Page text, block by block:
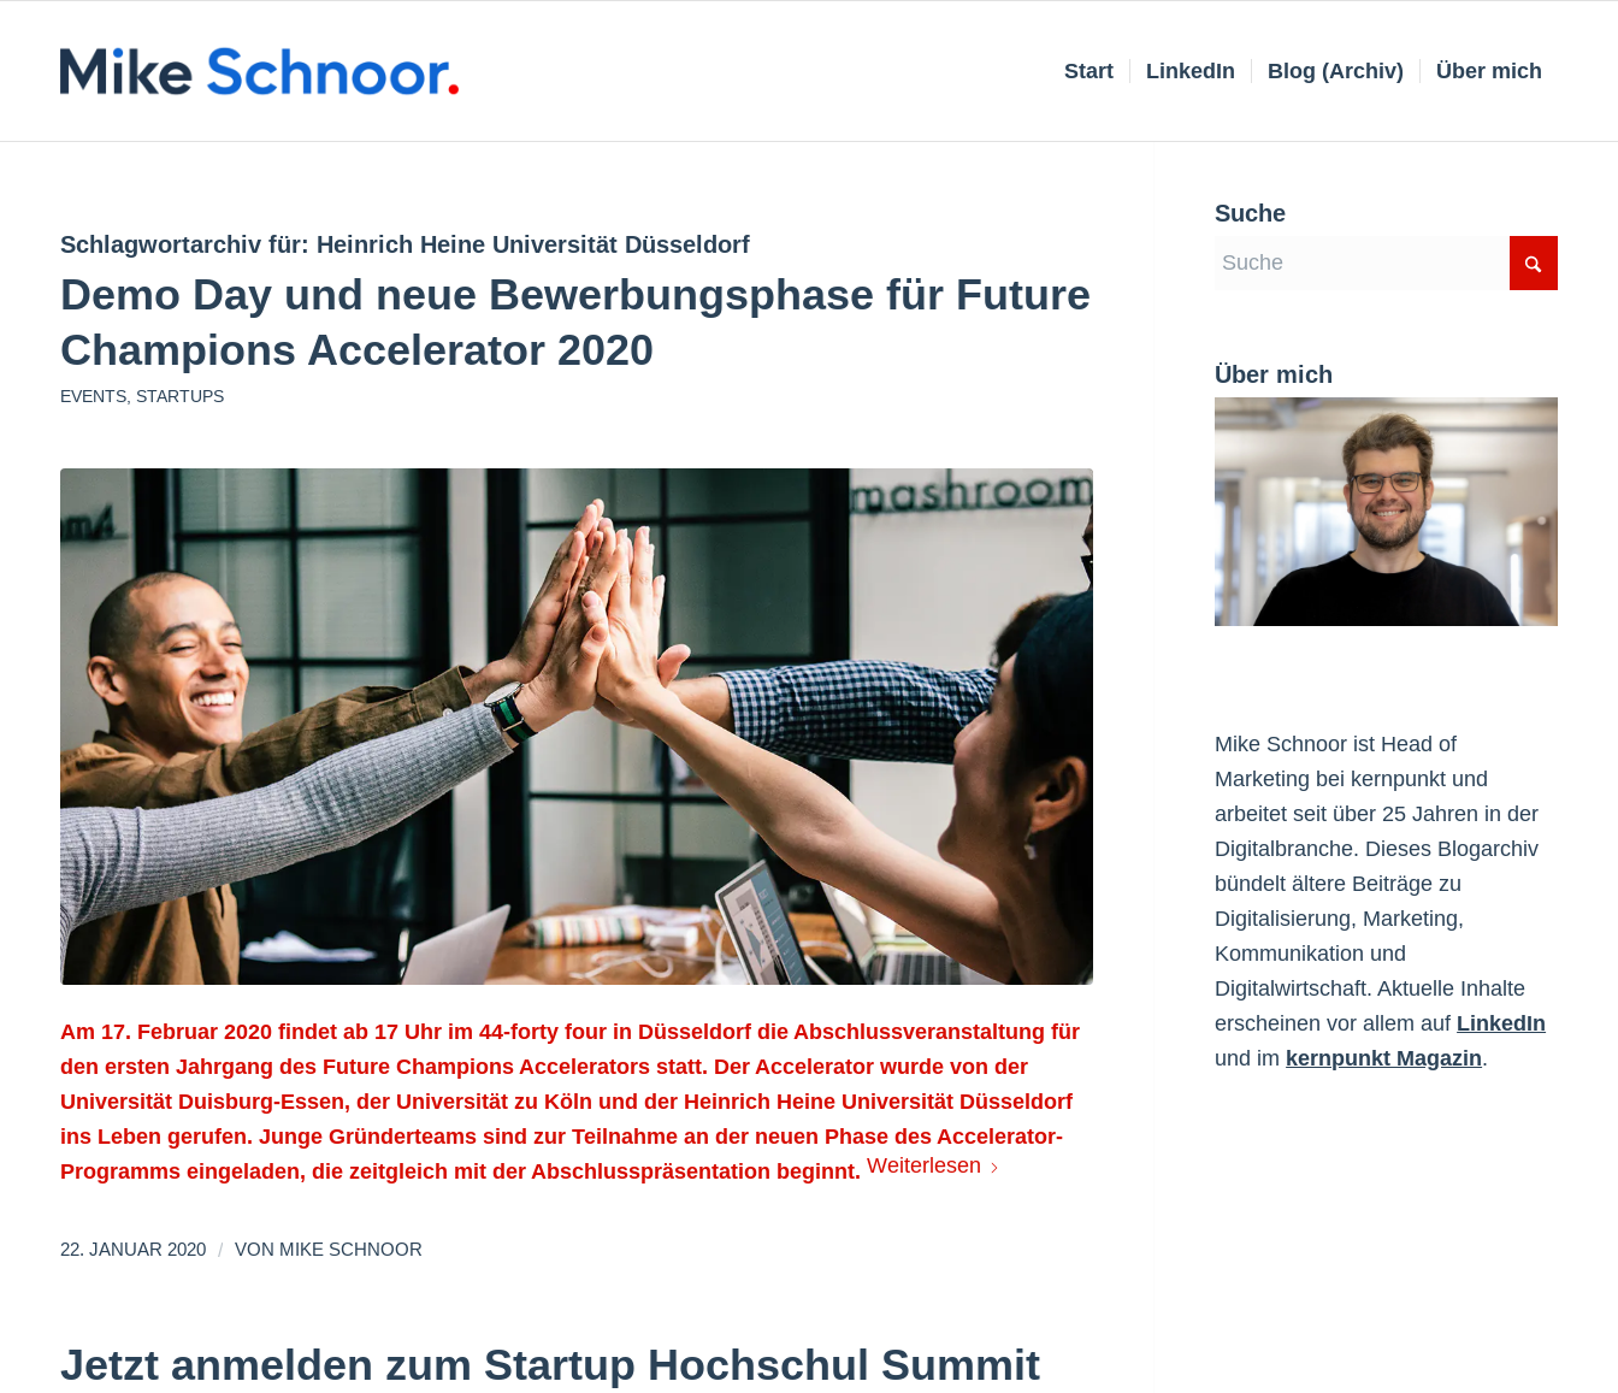
Start LinkedIn Blog (Archiv) Über mich
Schlagwortarchiv für: Heinrich Heine Universität Düsseldorf
Demo Day und neue Bewerbungsphase für Future
Champions Accelerator 2020
EVENTS STARTUPS
Am 17. Februar 2020 findet ab 17 Uhr im 44-forty four in Düsseldorf die Abschlussveranstaltung für
den ersten Jahrgang des Future Champions Accelerators statt. Der Accelerator wurde von der
Universität Duisburg-Essen, der Universität zu Köln und der Heinrich Heine Universität Düsseldorf
ins Leben gerufen. Junge Gründerteams sind zur Teilnahme an der neuen Phase des Accelerator-
Programms eingeladen, die zeitgleich mit der Abschlusspräsentation beginnt. Weiterlesen
22. JANUAR 2020 / VON MIKE SCHNOOR
Jetzt anmelden zum Startup Hochschul Summit
Suche
Über mich
Mike Schnoor ist Head of
Marketing bei kernpunkt und
arbeitet seit über 25 Jahren in der
Digitalbranche. Dieses Blogarchiv
bündelt ältere Beiträge zu
Digitalisierung, Marketing,
Kommunikation und
Digitalwirtschaft. Aktuelle Inhalte
erscheinen vor allem auf LinkedIn
und im kernpunkt Magazin.